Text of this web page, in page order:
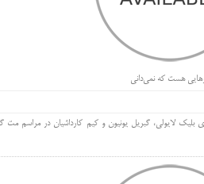
هست که نمی‌دانی
لایولی، گبریل یونیون و کیم کارداشیان در مراسم مت